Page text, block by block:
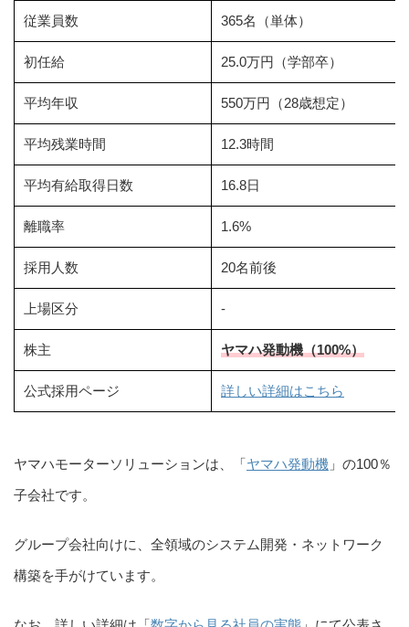
従業員数 365名（単体）
初任給 25.0万円（学部卒）
平均年収 550万円（28歳想定）
平均残業時間 12.3時間
平均有給取得日数 16.8日
離職率 1.6%
採用人数 20名前後
上場区分 -
株主 ヤマハ発動機（100%）
公式採用ページ 詳しい詳細はこちら
ヤマハモーターソリューションは、「ヤマハ発動機 」の100％
子会社です。
グループ会社向けに、全領域のシステム開発・ネットワーク
構築を手がけています。